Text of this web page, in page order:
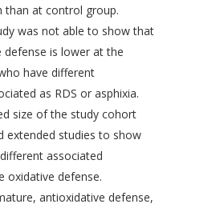
than at control group.
was not able to show that
defense is lower at the
have different
as RDS or asphixia.
size of the study cohort
extended studies to show
associated
oxidative defense.
antioxidative defense,